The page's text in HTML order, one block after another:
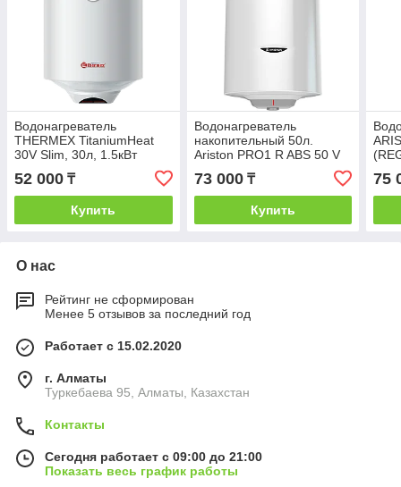
Водонагреватель
THERMEX TitaniumHeat
30V Slim, 30л, 1.5кВт
52 000 ₸
Купить
Водонагреватель
накопительный 50л.
Ariston PRO1 R ABS 50 V
73 000₸
Купить
75
О нас
Рейтинг не сформирован
Менее 5 отзывов за последний год
Работает с 15.02.2020
г. Алматы
Туркебаева 95, Алматы, Казахстан
Контакты
Сегодня работает с 09:00 до 21:00
Показать весь график работы